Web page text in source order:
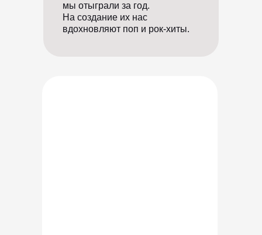
мы отыграли за год.
На создание их нас
вдохновляют поп и рок-хиты.